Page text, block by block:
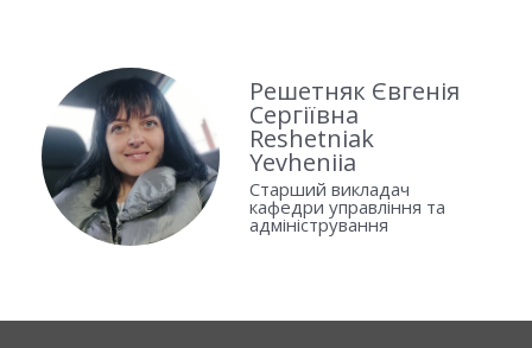
Решетняк Євгенія
Сергіївна
Reshetniak
Yevheniia
Старший викладач
кафедри управління та
адміністрування